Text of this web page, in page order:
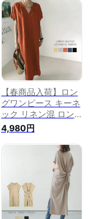
フリーサイズ メール
便 2023春夏新作
【lswp205-390】
【即納：1-5営業
日】【送料無料】ヤ
込1
【春商品入荷】ロン
グワンピース キーネ
ック リネン混 ロン
グ ワンピース 半袖
レディース おすすめ
おしゃれ ブラック
フリーサイズ メール
便 2023春夏新作
【lswp203-327】
【即納：1-5営業
日】【送料無料】ヤ
込1
4,980円